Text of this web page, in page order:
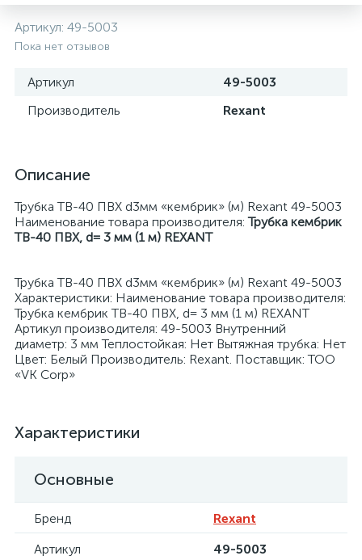
Артикул: 49-5003
Пока нет отзывов
Артикул
49-5003
Производитель
Rexant
Описание
Трубка ТВ-40 ПВХ d3мм «кембрик» (м) Rexant 49-5003
Наименование товара производителя:Трубка кембрик
ТВ-40 ПВХ, d= 3 мм (1 м) REXANT
Трубка ТВ-40 ПВХ d3мм «кембрик» (м) Rexant 49-5003
Характеристики: Наименование товара производителя:
Трубка кембрик ТВ-40 ПВХ, d= 3 мм (1 м) REXANT
Артикул производителя: 49-5003 Внутренний
диаметр: 3 мм Теплостойкая: Нет Вытяжная трубка: Нет
Цвет: Белый Производитель: Rexant. Поставщик: ТОО
«VK Corp»
Характеристики
Основные
Бренд
Rexant
Артикул
49-5003